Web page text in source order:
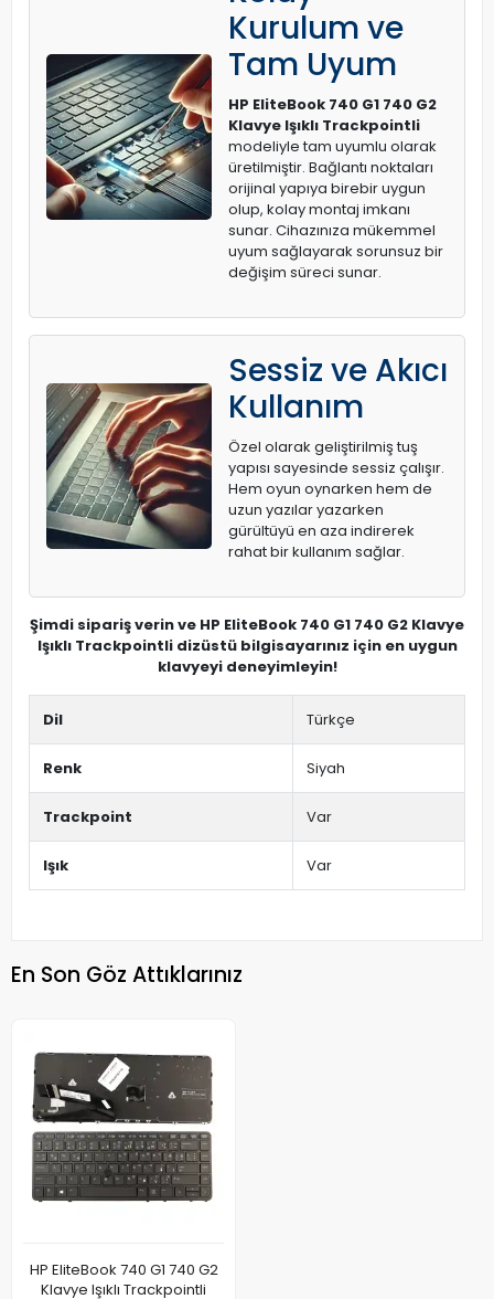
Kurulum ve
Tam Uyum
HP EliteBook 740 G1 740 G2
Klavye Işıklı Trackpointli
modeliyle tam uyumlu olarak
üretilmiştir. Bağlantı noktaları
orijinal yapıya birebir uygun
olup, kolay montaj imkanı
sunar. Cihazınıza mükemmel
uyum sağlayarak sorunsuz bir
değişim süreci sunar.
Sessiz ve Akıcı
Kullanım
Özel olarak geliştirilmiş tuş
yapısı sayesinde sessiz çalışır.
Hem oyun oynarken hem de
uzun yazılar yazarken
gürültüyü en aza indirerek
rahat bir kullanım sağlar.
Şimdi sipariş verin ve HP EliteBook 740 G1 740 G2 Klavye
Işıklı Trackpointli dizüstü bilgisayarınız için en uygun
klavyeyi deneyimleyin!
Dil Türkçe
Renk Siyah
Trackpoint Var
Işık Var
En Son Göz Attıklarınız
HP EliteBook 740 G1 740 G2
Klavye Işıklı Trackpointli